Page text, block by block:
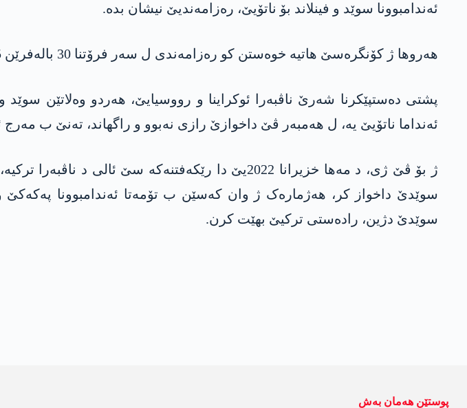
ئەندامبوونا سوێد و فینلاند بۆ ناتۆیێ، رەزامەندیێ نیشان بدە.
ھەروھا ژ کۆنگرەسێ ھاتیە خوەستن کو رەزامەندی ل سەر فرۆتنا 30 بالەفرێن F-35 بۆ یەونانستانێ نیشان بدە.
پشتی دەستپێکرنا شەرێ ناڤبەرا ئوکراینا و رووسیایێ، ھەردو وەلاتێن سوێد
ئەنداما ناتۆیێ یە، ل ھەمبەر ڤێ داخوازێ رازی نەبوو و راگھاند، تەنێ ب مەرج
ژ بۆ ڤێ ژی، د مەھا خزیرانا 2022یێ دا رێکەفتنەکە سێ
سوێدێ داخواز کر، ھەژمارەک ژ وان کەسێن ب تۆمەتا ئەندامبوونا پەکەکێ
سوێدێ دژین، رادەستی ترکیێ بهێت کرن.
پوستێن ھەمان بەش